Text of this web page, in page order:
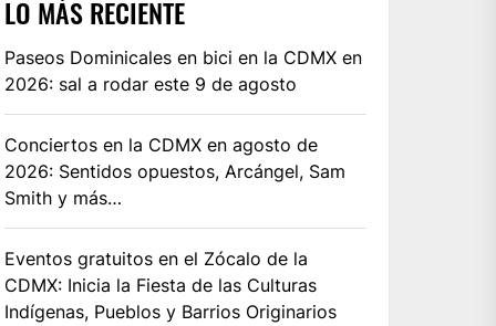
LO MÁS RECIENTE
Paseos Dominicales en bici en la CDMX en
2026: sal a rodar este 9 de agosto
Conciertos en la CDMX en agosto de
2026: Sentidos opuestos, Arcángel, Sam
Smith y más…
Eventos gratuitos en el Zócalo de la
CDMX: Inicia la Fiesta de las Culturas
Indígenas, Pueblos y Barrios Originarios